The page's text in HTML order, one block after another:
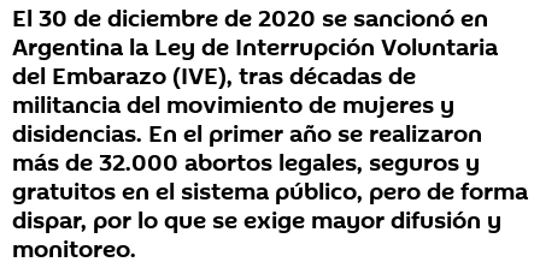
El 30 de diciembre de 2020 se sancionó en
Argentina la Ley de Interrupción Voluntaria
del Embarazo (IVE), tras décadas de
militancia del movimiento de mujeres y
disidencias. En el primer año se realizaron
más de 32.000 abortos legales, seguros y
gratuitos en el sistema público, pero de forma
dispar, por lo que se exige mayor difusión y
monitoreo.